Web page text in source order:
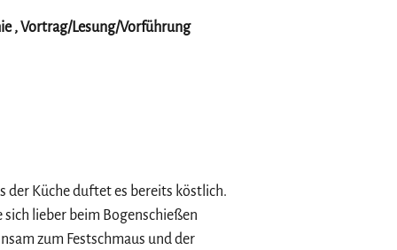
, Vortrag/Lesung/Vorführung
der Küche duftet es bereits köstlich.
lieber beim Bogenschießen
zum Festschmaus und der